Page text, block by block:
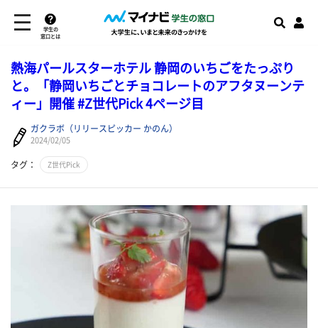
学生の
窓口とは
熱海パールスターホテル 静岡のいちごをたっぷり
と。「静岡いちごとチョコレートのアフタヌーンテ
ィー」開催 #Z世代Pick 4ページ目
ガクラボ（リリースピッカー かのん）
2024/02/05
タグ： Z世代Pick